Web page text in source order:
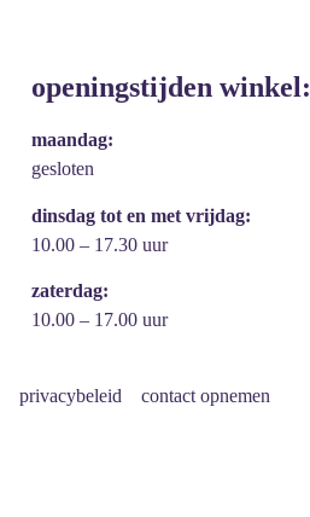
openingstijden winkel:
maandag:
gesloten
dinsdag tot en met vrijdag:
10.00 – 17.30 uur
zaterdag:
10.00 – 17.00 uur
privacybeleid contact opnemen